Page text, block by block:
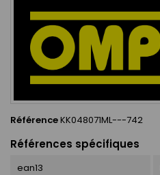
RéférenceKK048071ML---742
Références spécifiques
ean13